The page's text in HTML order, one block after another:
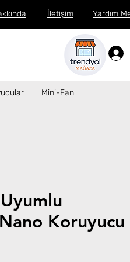
İletişim Yardım
Mini-Fan
Koruyucu